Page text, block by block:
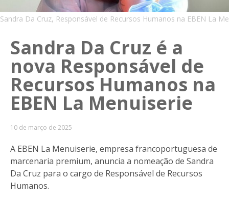
Sandra Da Cruz, Responsável de Recursos Humanos na EBEN La
Sandra Da Cruz é a
nova Responsável de
Recursos Humanos na
EBEN La Menuiserie
10 de março de 2025
A EBEN La Menuiserie, empresa francoportuguesa de
marcenaria premium, anuncia a nomeação de Sandra
Da Cruz para o cargo de Responsável de Recursos
Humanos.